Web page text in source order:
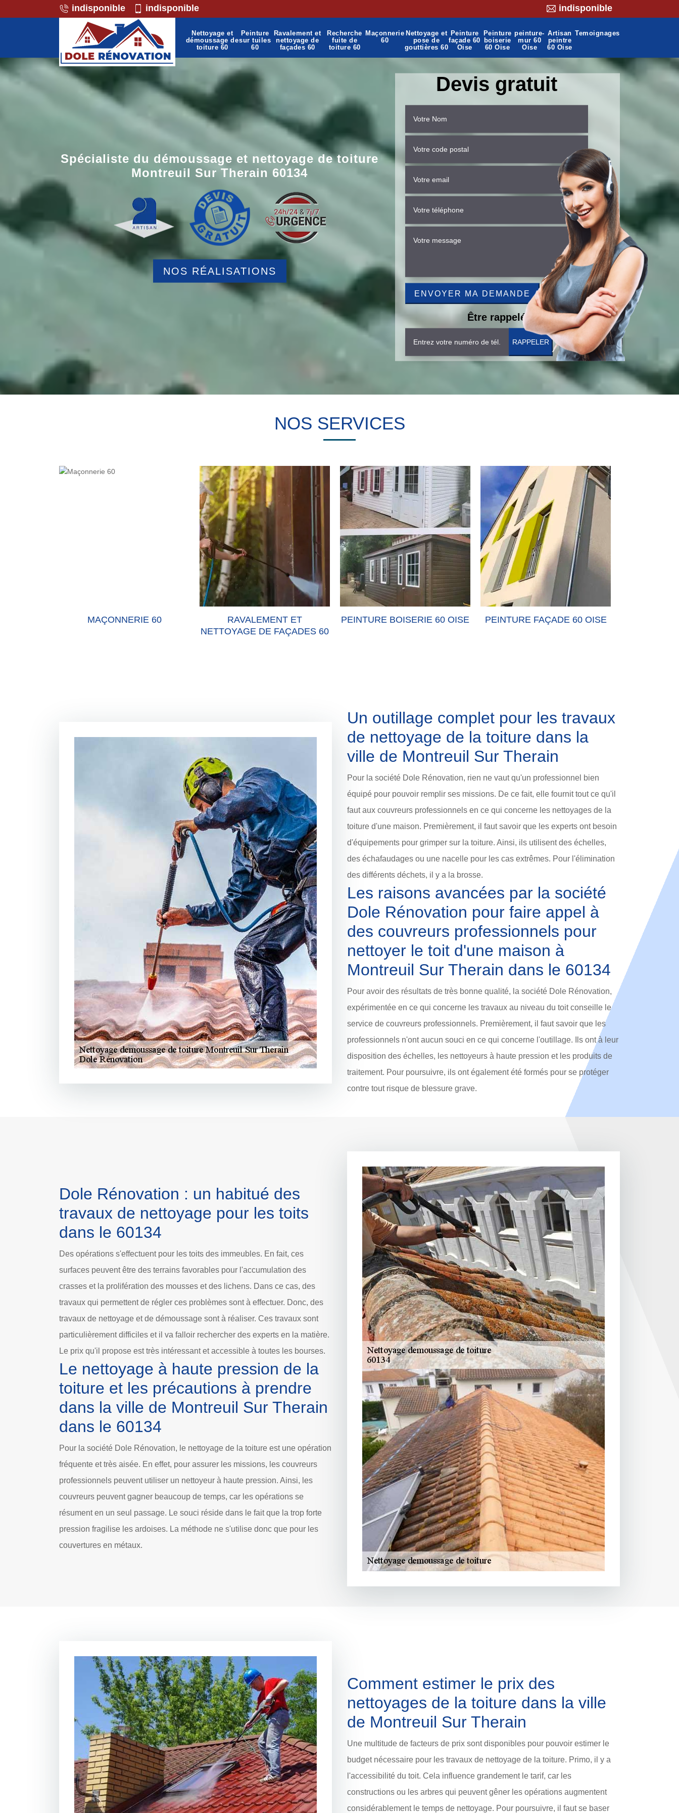
indisponible indisponible indisponible
Nettoyage et
démoussage de
toiture 60
Peinture
sur tuiles
60
Ravalement et
nettoyage de
façades 60
Recherche
fuite de
toiture 60
Maçonnerie
60
Nettoyage et
pose de
gouttières 60
Peinture
façade 60
Oise
Peinture
boiserie
60 Oise
peinture-
mur 60
Oise
Artisan
peintre
60 Oise
Temoignages
Spécialiste du démoussage et nettoyage de toiture
Montreuil Sur Therain 60134
NOS RÉALISATIONS
Devis gratuit
Être rappelé
NOS SERVICES
MAÇONNERIE 60
RAVALEMENT ET
NETTOYAGE DE FAÇADES 60
PEINTURE BOISERIE 60 OISE PEINTURE FAÇADE 60 OISE
Un outillage complet pour les travaux
de nettoyage de la toiture dans la
ville de Montreuil Sur Therain
Pour la société Dole Rénovation, rien ne vaut qu'un professionnel bien
équipé pour pouvoir remplir ses missions. De ce fait, elle fournit tout ce qu'il
faut aux couvreurs professionnels en ce qui concerne les nettoyages de la
toiture d'une maison. Premièrement, il faut savoir que les experts ont besoin
d'équipements pour grimper sur la toiture. Ainsi, ils utilisent des échelles,
des échafaudages ou une nacelle pour les cas extrêmes. Pour l'élimination
des différents déchets, il y a la brosse.
Les raisons avancées par la société
Dole Rénovation pour faire appel à
des couvreurs professionnels pour
nettoyer le toit d'une maison à
Montreuil Sur Therain dans le 60134
Pour avoir des résultats de très bonne qualité, la société Dole Rénovation,
expérimentée en ce qui concerne les travaux au niveau du toit conseille le
service de couvreurs professionnels. Premièrement, il faut savoir que les
professionnels n'ont aucun souci en ce qui concerne l'outillage. Ils ont à leur
disposition des échelles, les nettoyeurs à haute pression et les produits de
traitement. Pour poursuivre, ils ont également été formés pour se protéger
contre tout risque de blessure grave.
Dole Rénovation : un habitué des
travaux de nettoyage pour les toits
dans le 60134
Des opérations s'effectuent pour les toits des immeubles. En fait, ces
surfaces peuvent être des terrains favorables pour l'accumulation des
crasses et la prolifération des mousses et des lichens. Dans ce cas, des
travaux qui permettent de régler ces problèmes sont à effectuer. Donc, des
travaux de nettoyage et de démoussage sont à réaliser. Ces travaux sont
particulièrement difficiles et il va falloir rechercher des experts en la matière.
Le prix qu'il propose est très intéressant et accessible à toutes les bourses.
Le nettoyage à haute pression de la
toiture et les précautions à prendre
dans la ville de Montreuil Sur Therain
dans le 60134
Pour la société Dole Rénovation, le nettoyage de la toiture est une opération
fréquente et très aisée. En effet, pour assurer les missions, les couvreurs
professionnels peuvent utiliser un nettoyeur à haute pression. Ainsi, les
couvreurs peuvent gagner beaucoup de temps, car les opérations se
résument en un seul passage. Le souci réside dans le fait que la trop forte
pression fragilise les ardoises. La méthode ne s'utilise donc que pour les
couvertures en métaux.
Comment estimer le prix des
nettoyages de la toiture dans la ville
de Montreuil Sur Therain
Une multitude de facteurs de prix sont disponibles pour pouvoir estimer le
budget nécessaire pour les travaux de nettoyage de la toiture. Primo, il y a
l'accessibilité du toit. Cela influence grandement le tarif, car les
constructions ou les arbres qui peuvent gêner les opérations augmentent
considérablement le temps de nettoyage. Pour poursuivre, il faut se baser